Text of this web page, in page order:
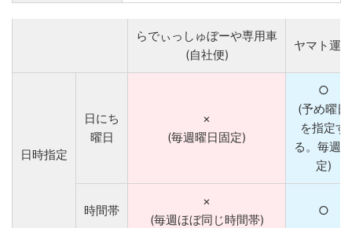
らでぃっしゅぼーや専用車
(自社便)
ヤマト運輸
日時指定
日にち
曜日
×
(毎週曜日固定)
○
(予め曜日
を指定す
る。毎週固
定)
時間帯
×
(毎週ほぼ同じ時間帯)
○